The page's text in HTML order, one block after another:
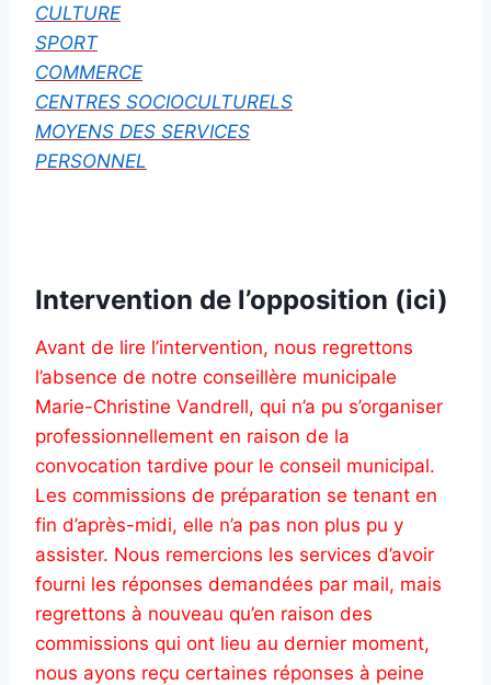
CULTURE
SPORT
COMMERCE
CENTRES SOCIOCULTURELS
MOYENS DES SERVICES
PERSONNEL
Intervention de l’opposition (ici)
Avant de lire l’intervention, nous regrettons
l’absence de notre conseillère municipale
Marie-Christine Vandrell, qui n’a pu s’organiser
professionnellement en raison de la
convocation tardive pour le conseil municipal.
Les commissions de préparation se tenant en
fin d’après-midi, elle n’a pas non plus pu y
assister. Nous remercions les services d’avoir
fourni les réponses demandées par mail, mais
regrettons à nouveau qu’en raison des
commissions qui ont lieu au dernier moment,
nous ayons reçu certaines réponses à peine